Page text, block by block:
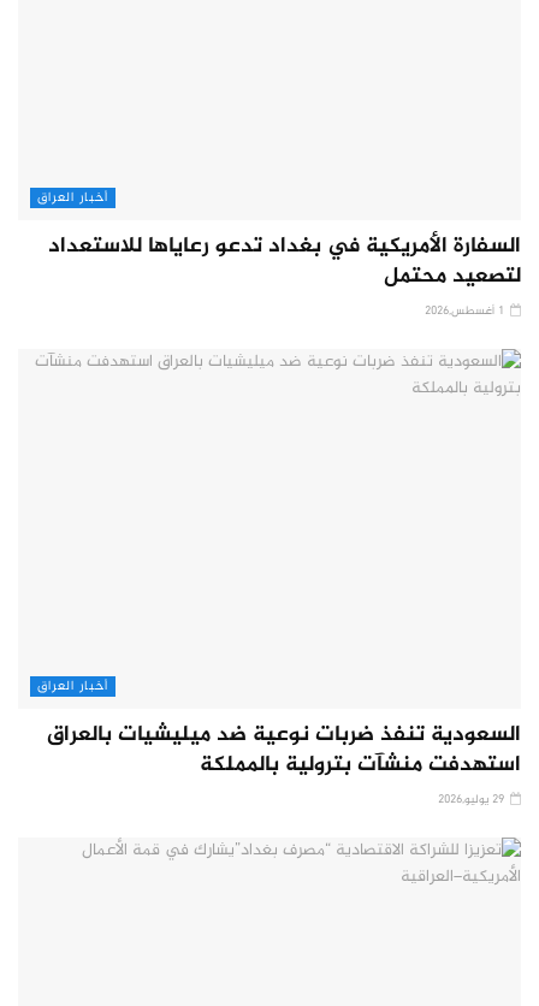
أخبار العراق
السفارة الأمريكية في بغداد تدعو رعاياها للاستعداد
لتصعيد محتمل
أخبار العراق
السعودية تنفذ ضربات نوعية ضد ميليشيات بالعراق
استهدفت منشآت بترولية بالمملكة